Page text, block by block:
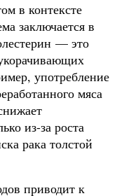
в контексте
заключается в
— это
употребление
мяса
из-за роста
рака толстой
приводит к